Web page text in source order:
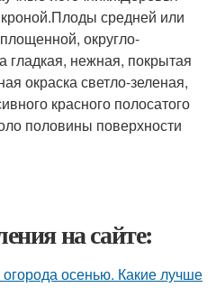
средней или
округло-
нежная, покрытая
окраска светло-зеленая,
красного полосатого
половины поверхности
на сайте:
осенью. Какие лучше